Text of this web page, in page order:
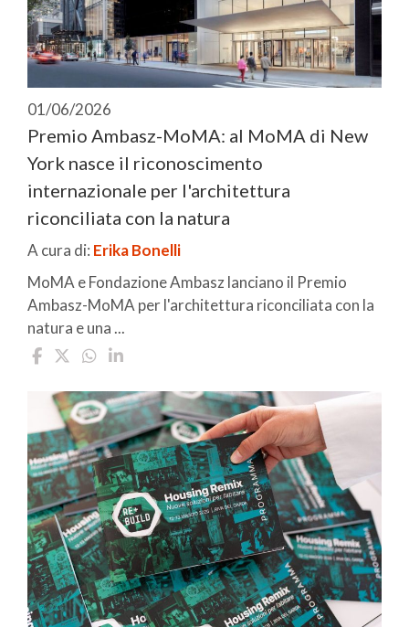
01/06/2026
Premio Ambasz-MoMA: al MoMA di New
York nasce il riconoscimento
internazionale per l'architettura
riconciliata con la natura
A cura di: Erika Bonelli
MoMA e Fondazione Ambasz lanciano il Premio
Ambasz-MoMA per l'architettura riconciliata con la
natura e una ...